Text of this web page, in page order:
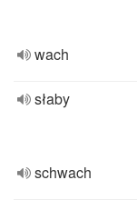
wach
słaby
schwach